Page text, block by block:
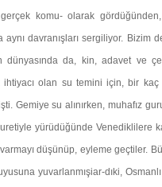
komu- olarak
davranışları sergiliyor. Bizim
dünyasında da, kin, adavet ve
ihtiyacı olan su temini için, bir
Gemiye su alınırken, muhafız
yürüdüğünde Venediklilere
düşünüp, eyleme geçtiler.
yuvarlanmışiar-dıki,